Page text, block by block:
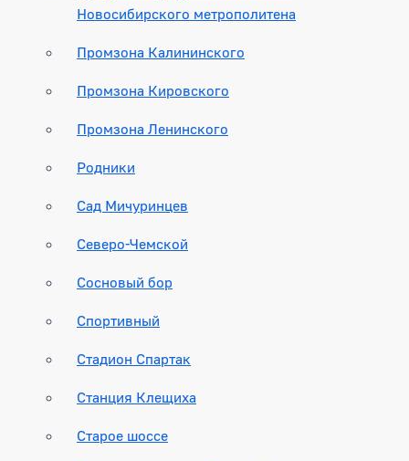
Новосибирского метрополитена
Промзона Калининского
Промзона Кировского
Промзона Ленинского
Родники
Сад Мичуринцев
Северо-Чемской
Сосновый бор
Спортивный
Стадион Спартак
Станция Клещиха
Старое шоссе